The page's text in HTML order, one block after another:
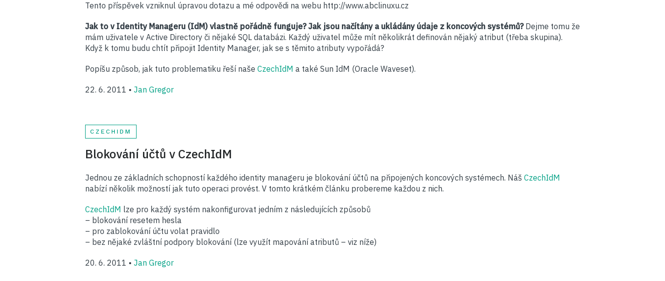
Tento příspěvek vzniknul úpravou dotazu a mé odpovědi na webu http://www.abclinuxu.cz
Jak to v Identity Manageru (IdM) vlastně pořádně funguje? Jak jsou načítány a ukládány údaje z koncových systémů?Dejme tomu že
mám uživatele v Active Directory či nějaké SQL databázi. Každý uživatel může mít několikrát definován nějaký atribut (třeba skupina).
Když k tomu budu chtít připojit Identity Manager, jak se s těmito atributy vypořádá?
Popíšu způsob, jak tuto problematiku řeší naše CzechIdM a také Sun IdM (Oracle Waveset).
22. 6. 2011 • Jan Gregor
CZECHIDM
Blokování účtů v CzechIdM
Jednou ze základních schopností každého identity manageru je blokování účtů na připojených koncových systémech. Náš CzechIdM
nabízí několik možností jak tuto operaci provést. V tomto krátkém článku probereme každou z nich.
CzechIdM lze pro každý systém nakonfigurovat jedním z následujících způsobů
– blokování resetem hesla
– pro zablokování účtu volat pravidlo
– bez nějaké zvláštní podpory blokování (lze využít mapování atributů – viz níže)
20. 6. 2011 • Jan Gregor